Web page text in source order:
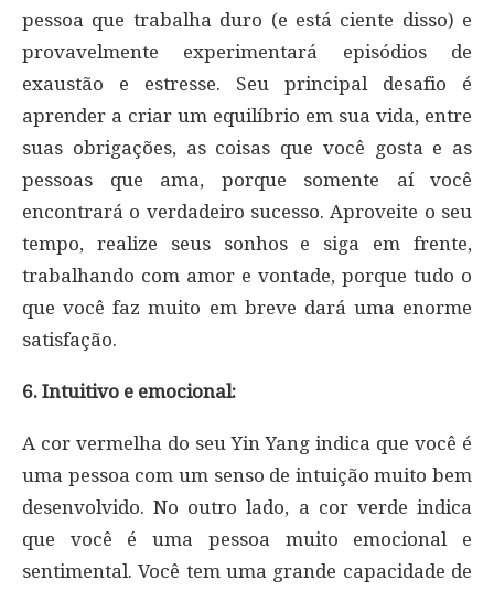
pessoa que trabalha duro (e está ciente disso) e
provavelmente experimentará episódios de
exaustão e estresse. Seu principal desafio é
aprender a criar um equilíbrio em sua vida, entre
suas obrigações, as coisas que você gosta e as
pessoas que ama, porque somente aí você
encontrará o verdadeiro sucesso. Aproveite o seu
tempo, realize seus sonhos e siga em frente,
trabalhando com amor e vontade, porque tudo o
que você faz muito em breve dará uma enorme
satisfação.
6. Intuitivo e emocional:
A cor vermelha do seu Yin Yang indica que você é
uma pessoa com um senso de intuição muito bem
desenvolvido. No outro lado, a cor verde indica
que você é uma pessoa muito emocional e
sentimental. Você tem uma grande capacidade de